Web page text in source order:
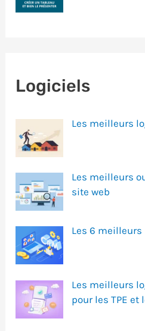
Logiciels
Les meilleurs
Les meilleurs
site web
Les 6 meilleurs
Les meilleurs
pour les TPE et